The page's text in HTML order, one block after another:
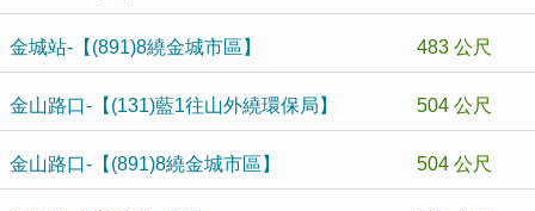
金城站-【(891)8繞金城市區】 483 公尺
金山路口-【(131)藍1往山外繞環保局】 504 公尺
金山路口-【(891)8繞金城市區】 504 公尺